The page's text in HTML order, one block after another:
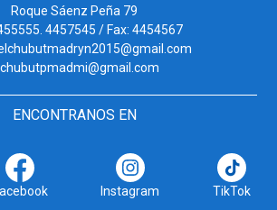
Roque Sáenz Peña 79
4457545 / Fax: 4454567
ENCONTRANOS EN
Instagram TikTok